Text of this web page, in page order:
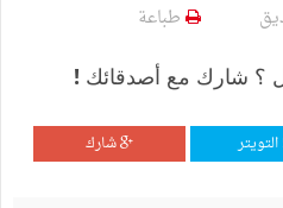
طباعة
؟ شارك مع أصدقائك !
التويتر شارك